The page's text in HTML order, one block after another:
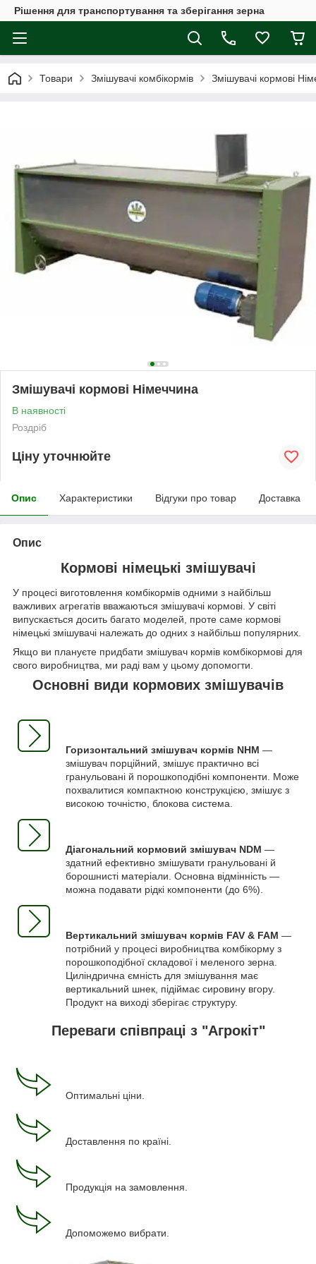
Рішення для транспортування та зберігання зерна
Товари Змішувачі комбікормів Змішувачі кормові
Змішувачі кормові Німеччина
В наявності
Роздріб
Ціну уточнюйте
Опис Характеристики Відгуки про товар Доставка
Опис
Кормові німецькі змішувачі
У процесі виготовлення комбікормів одними з найбільш
важливих агрегатів вважаються змішувачі кормові. У світі
випускається досить багато моделей, проте саме кормові
німецькі змішувачі належать до одних з найбільш популярних.
Якщо ви плануєте придбати змішувач кормів комбікормові для
свого виробництва, ми раді вам у цьому допомогти.
Основні види кормових змішувачів
Горизонтальний змішувач кормів NHM —
змішувач порційний, змішує практично всі
гранульовані й порошкоподібні компоненти. Може
похвалитися компактною конструкцією, змішує з
високою точністю, блокова система.
Діагональний кормовий змішувач NDM —
здатний ефективно змішувати гранульовані й
борошнисті матеріали. Основна відмінність —
можна подавати рідкі компоненти (до 6%).
Вертикальний змішувач кормів FAV & FAM —
потрібний у процесі виробництва комбікорму з
порошкоподібної складової і меленого зерна.
Циліндрична ємність для змішування має
вертикальний шнек, підіймає сировину вгору.
Продукт на виході зберігає структуру.
Переваги співпраці з "Агрокіт"
Оптимальні ціни.
Доставлення по країні.
Продукція на замовлення.
Допоможемо вибрати.